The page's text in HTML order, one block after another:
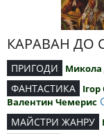
КАРАВАН ДО
ПРИГОДИ Микола
ФАНТАСТИКА
Валентин Чемерис
МАЙСТРИ ЖАНРУ